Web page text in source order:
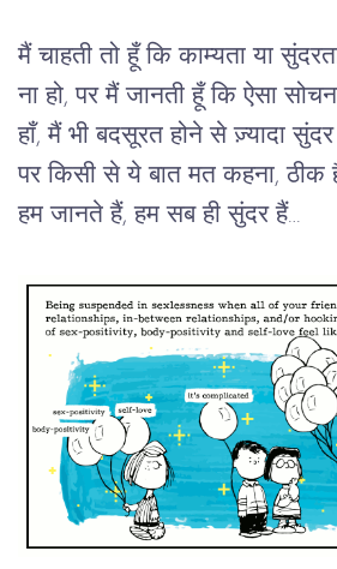
मैं चाहती तो हूँ कि काम्यता या
ना हो, पर मैं जानती हूँ कि ऐसा
हाँ, मैं भी बदसूरत होने से ज़्यादा
पर किसी से ये बात मत कहना, ठीक
हम जानते हैं, हम सब ही सुंदर हैं…